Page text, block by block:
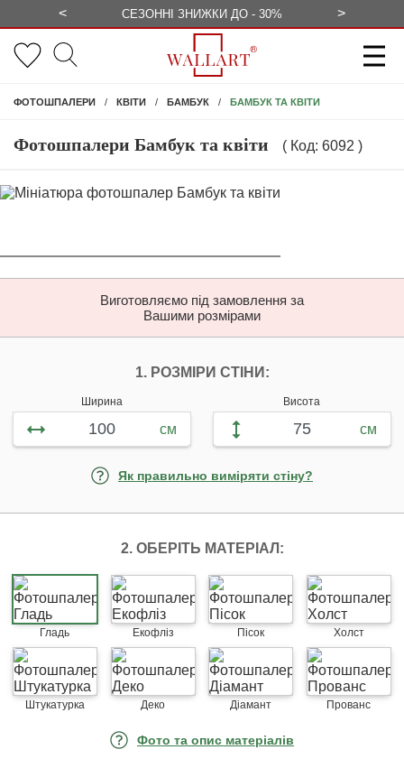
< СЕЗОННІ ЗНИЖКИ ДО - 30% >
ФОТОШПАЛЕРИ КВІТИ БАМБУК БАМБУК ТА КВІТИ
Фотошпалери Бамбук та квіти ( Код: 6092 )
Виготовляємо під замовлення за
Вашими розмірами
1. РОЗМІРИ СТІНИ:
Ширина
см
Висота
см
Як правильно виміряти стіну?
2. ОБЕРІТЬ МАТЕРІАЛ:
Гладь Екофліз Пісок Холст
Штукатурка Деко Діамант Прованс
Фото та опис матеріалів